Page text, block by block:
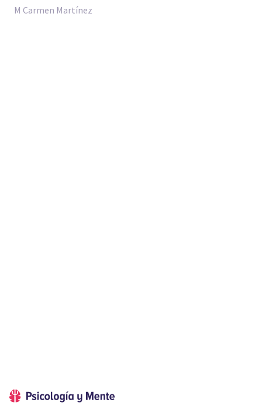
M Carmen Martínez